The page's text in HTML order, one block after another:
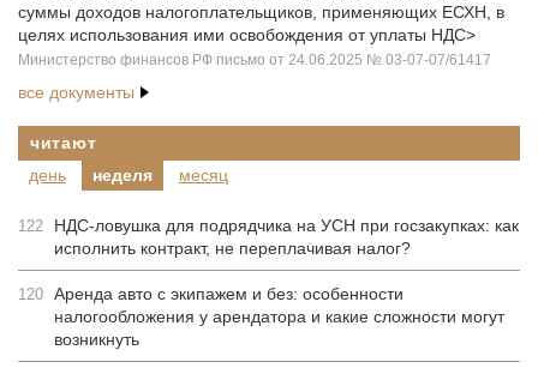
суммы доходов налогоплательщиков, применяющих ЕСХН, в
целях использования ими освобождения от уплаты НДС>
Министерство финансов РФ письмо от 24.06.2025 № 03-07-07/61417
все документы
читают
день
неделя месяц
122
НДС-ловушка для подрядчика на УСН при госзакупках: как
исполнить контракт, не переплачивая налог?
120 Аренда авто с экипажем и без: особенности
налогообложения у арендатора и какие сложности могут
возникнуть